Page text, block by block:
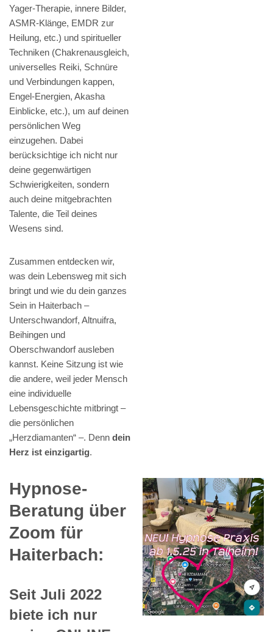
Yager-Therapie, innere Bilder,
ASMR-Klänge, EMDR zur
Heilung, etc.) und spiritueller
Techniken (Chakrenausgleich,
universelles Reiki, Schnüre
und Verbindungen kappen,
Engel-Energien, Akasha
Einblicke, etc.), um auf deinen
persönlichen Weg
einzugehen. Dabei
berücksichtige ich nicht nur
deine gegenwärtigen
Schwierigkeiten, sondern
auch deine mitgebrachten
Talente, die Teil deines
Wesens sind.
Zusammen entdecken wir,
was dein Lebensweg mit sich
bringt und wie du dein ganzes
Sein in Haiterbach –
Unterschwandorf, Altnuifra,
Beihingen und
Oberschwandorf ausleben
kannst. Keine Sitzung ist wie
die andere, weil jeder Mensch
eine individuelle
Lebensgeschichte mitbringt –
die persönlichen
„Herzdiamanten“ –. Denn dein
Herz ist einzigartig.
Hypnose-
Beratung über
Zoom für
Haiterbach:
Seit Juli 2022
biete ich nur